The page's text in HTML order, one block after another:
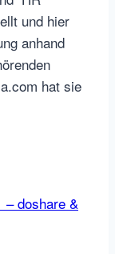
und hier
anhand
hat sie